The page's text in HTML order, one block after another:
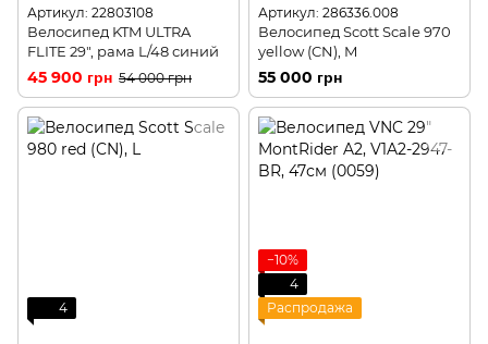
Артикул: 22803108
Велосипед KTM ULTRA
FLITE 29", рама L/48 синий
45 900 грн 54 000 грн
Артикул: 286336.008
Велосипед Scott Scale 970
yellow (CN), M
55 000 грн
4
−10%
4
Распродажа